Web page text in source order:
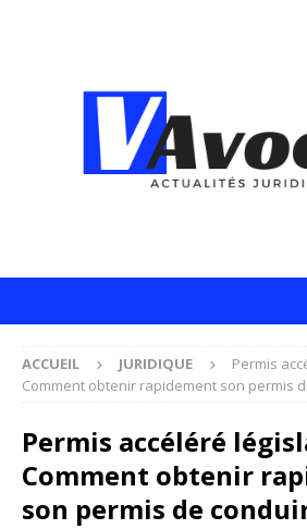
ACCUEIL JURIDIQUE
Permis
Comment obtenir rapidement son permis
Permis accéléré
Comment obtenir
son permis de